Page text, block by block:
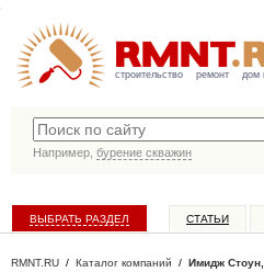
строительство ремонт дом
Например, бурение скважин
ВЫБРАТЬ РАЗДЕЛ СТАТЬИ
RMNT.RU / Каталог компаний / Имидж